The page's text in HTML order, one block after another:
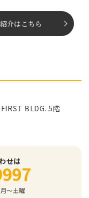
介はこちら
BLDG. 5階
せは
〜⼟曜